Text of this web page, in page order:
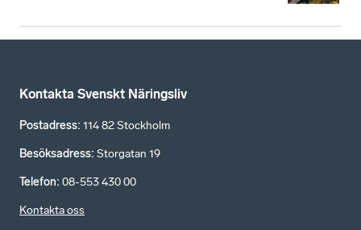
Kontakta Svenskt Näringsliv
Postadress: 114 82 Stockholm
Besöksadress: Storgatan 19
Telefon: 08-553 430 00
Kontakta oss